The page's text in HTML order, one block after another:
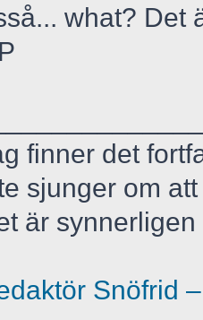
what? Det
finner det
sjunger om
är
Snöfrid